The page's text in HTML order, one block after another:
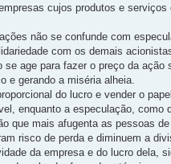
cujos produtos e
não se confunde com
com os demais
age para fazer o preço da
e gerando a miséria alheia.
do lucro e vender o
enquanto a especulação, como
que mais afugenta as pessoas
risco de perda e diminuem a
da empresa e do lucro dela,